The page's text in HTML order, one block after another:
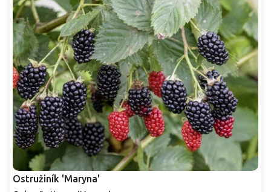
Ostružiník 'Maryna'